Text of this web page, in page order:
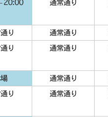
20:00 通常通り
り 通常通り
り 通常通り
通常通り
り 通常通り